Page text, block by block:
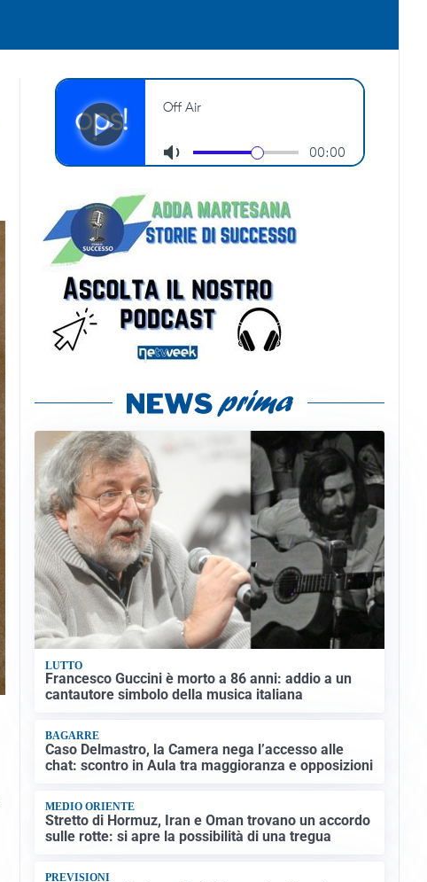
LUTTO
Francesco Guccini è morto a 86 anni: addio a un
cantautore simbolo della musica italiana
BAGARRE
Caso Delmastro, la Camera nega l’accesso alle
chat: scontro in Aula tra maggioranza e opposizioni
MEDIO ORIENTE
Stretto di Hormuz, Iran e Oman trovano un accordo
sulle rotte: si apre la possibilità di una tregua
PREVISIONI